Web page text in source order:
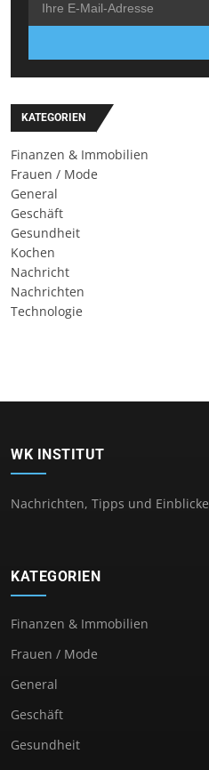
KATEGORIEN
Finanzen & Immobilien
Frauen / Mode
General
Geschäft
Gesundheit
Kochen
Nachricht
Nachrichten
Technologie
WK INSTITUT
Nachrichten, Tipps und Einblicke
KATEGORIEN
Finanzen & Immobilien
Frauen / Mode
General
Geschäft
Gesundheit